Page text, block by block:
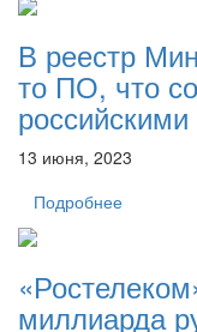
В реестр
то ПО, что
13 июня, 2023
Подробнее
миллиарда